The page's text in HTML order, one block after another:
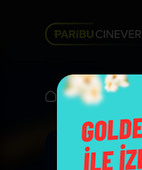
Vizyonda